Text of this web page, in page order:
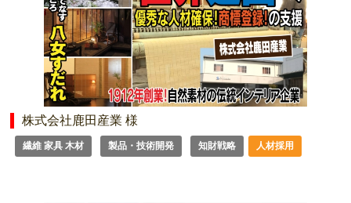
株式会社鹿田産業 様
繊維 家具 木材 製品・技術開発 知財戦略 人材採用